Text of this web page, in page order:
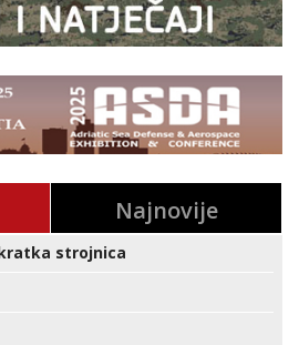
Najnovije
strojnica